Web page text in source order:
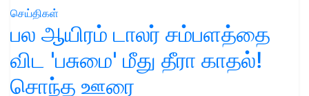
செய்திகள்
பல ஆயிரம் டாலர் சம்பளத்தை
விட 'பசுமை' மீது தீரா காதல்!
சொந்த ஊரை